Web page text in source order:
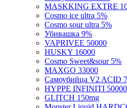
MASKKING EXTRE
Cosmo ice ultra 5%
Cosmo sour ultra 5%
Убивашка 9%
VAPRIVEE 50000
HUSKY 16000
Cosmo Sweet&sour 5%
MAXGO 33000
Самоубийца V2 ACID
HYPPE INFINITI 50000
GLITCH 150mg
Monster Liquid